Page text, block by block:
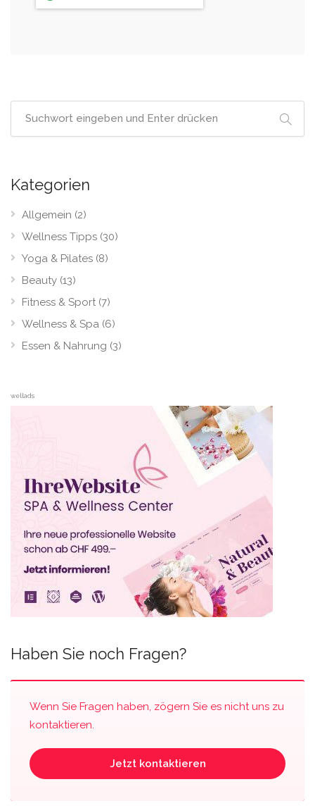
Kategorien
Allgemein (2)
Wellness Tipps (30)
Yoga & Pilates (8)
Beauty (13)
Fitness & Sport (7)
Wellness & Spa (6)
Essen & Nahrung (3)
wellads
Haben Sie noch Fragen?
Wenn Sie Fragen haben, zögern Sie es nicht uns zu
kontaktieren.
Jetzt kontaktieren